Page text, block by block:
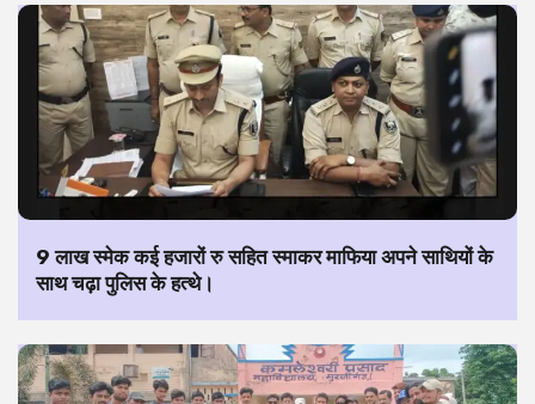
9 लाख स्मेक कई हजारों रु सहित स्माकर माफिया अपने साथियों के
साथ चढ़ा पुलिस के हत्थे।